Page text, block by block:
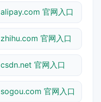
alipay.com 官网入口
zhihu.com 官网入口
csdn.net 官网入口
sogou.com 官网入口